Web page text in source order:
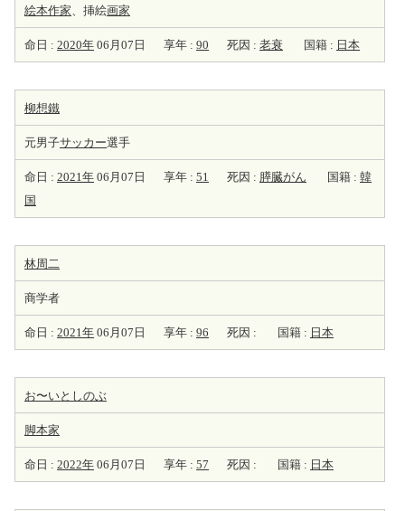
絵本作家、挿絵画家
命日 : 2020年 06月07日 享年 : 90 死因 : 老衰 国籍 : 日本
柳想鐵
元男子サッカー選手
命日 : 2021年 06月07日 享年 : 51 死因 : 膵臓がん 国籍 : 韓
国
林周二
商学者
命日 : 2021年 06月07日 享年 : 96 死因 : 国籍 : 日本
お〜いとしのぶ
脚本家
命日 : 2022年 06月07日 享年 : 57 死因 : 国籍 : 日本